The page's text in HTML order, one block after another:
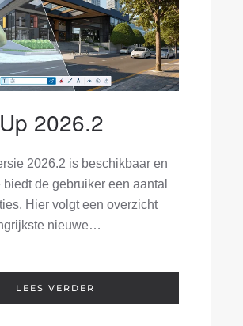
2026.2
2026.2 is beschikbaar en
de gebruiker een aantal
Hier volgt een overzicht
nieuwe…
LEES VERDER